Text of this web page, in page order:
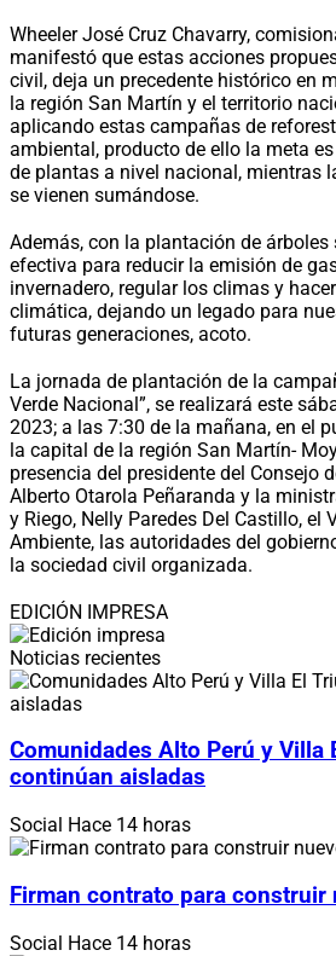
Wheeler José Cruz Chavarry,
manifestó que estas acciones
civil, deja un precedente histórico en
la región San Martín y el territorio
aplicando estas campañas de
ambiental, producto de ello la meta
de plantas a nivel nacional, mientras
se vienen sumándose.
Además, con la plantación de
efectiva para reducir la emisión de
invernadero, regular los climas y
climática, dejando un legado para
futuras generaciones, acoto.
La jornada de plantación de la
Verde Nacional”, se realizará este
2023; a las 7:30 de la mañana, en el
la capital de la región San Martín-
presencia del presidente del Consejo
Alberto Otarola Peñaranda y la
y Riego, Nelly Paredes Del Castillo, el
Ambiente, las autoridades del
la sociedad civil organizada.
EDICIÓN IMPRESA
Noticias recientes
Comunidades Alto Perú y Villa
continúan aisladas
Social Hace 14 horas
Firman contrato para construir
Social Hace 14 horas